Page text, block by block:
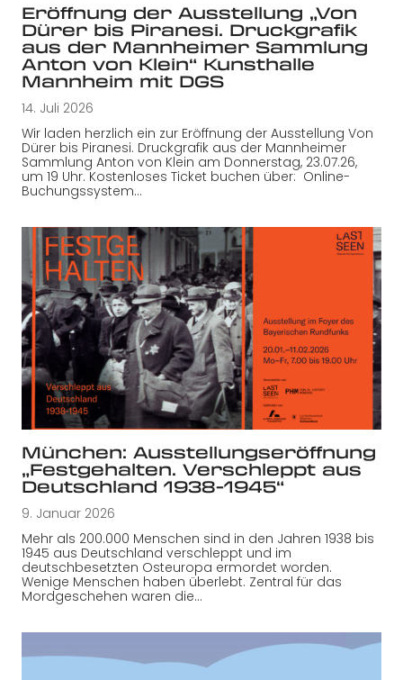
Eröffnung der Ausstellung „Von
Dürer bis Piranesi. Druckgrafik
aus der Mannheimer Sammlung
Anton von Klein“ Kunsthalle
Mannheim mit DGS
14. Juli 2026
Wir laden herzlich ein zur Eröffnung der Ausstellung Von
Dürer bis Piranesi. Druckgrafik aus der Mannheimer
Sammlung Anton von Klein am Donnerstag, 23.07.26,
um 19 Uhr. Kostenloses Ticket buchen über: Online-
Buchungssystem…
München: Ausstellungseröffnung
„Festgehalten. Verschleppt aus
Deutschland 1938-1945“
9. Januar 2026
Mehr als 200.000 Menschen sind in den Jahren 1938 bis
1945 aus Deutschland verschleppt und im
deutschbesetzten Osteuropa ermordet worden.
Wenige Menschen haben überlebt. Zentral für das
Mordgeschehen waren die…